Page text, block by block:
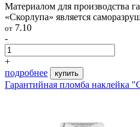
Материалом для производства
«Скорлупа» является
от 7.10
-
+
подробнее
купить
Гарантийная пломба наклейка